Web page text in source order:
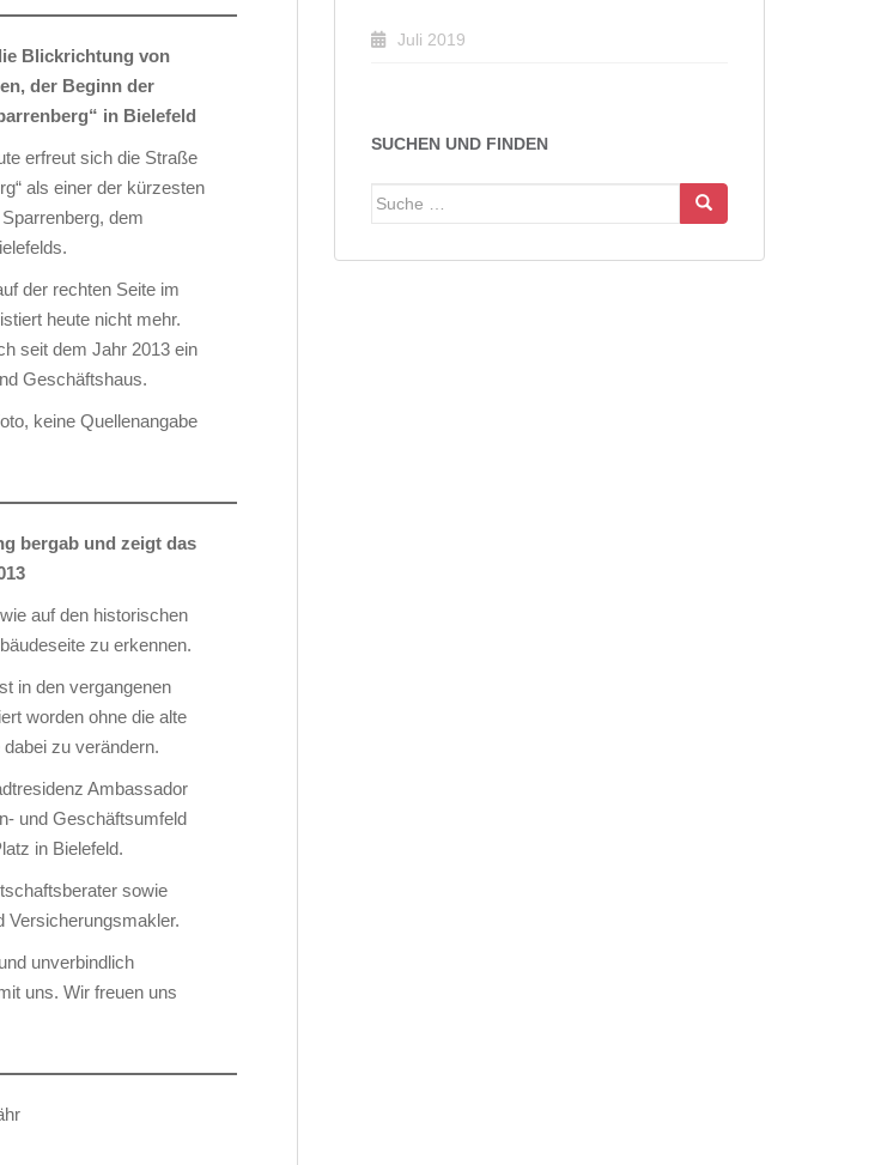
Blickrichtung von
der Beginn der
in Bielefeld
erfreut sich die Straße
als einer der kürzesten
dem
der rechten Seite im
heute nicht mehr.
seit dem Jahr 2013 ein
Geschäftshaus.
keine Quellenangabe
bergab und zeigt das
auf den historischen
zu erkennen.
in den vergangenen
worden ohne die alte
zu verändern.
Ambassador
und Geschäftsumfeld
in Bielefeld.
sowie
Versicherungsmakler.
unverbindlich
uns. Wir freuen uns
Juli 2019
SUCHEN UND FINDEN
Suche